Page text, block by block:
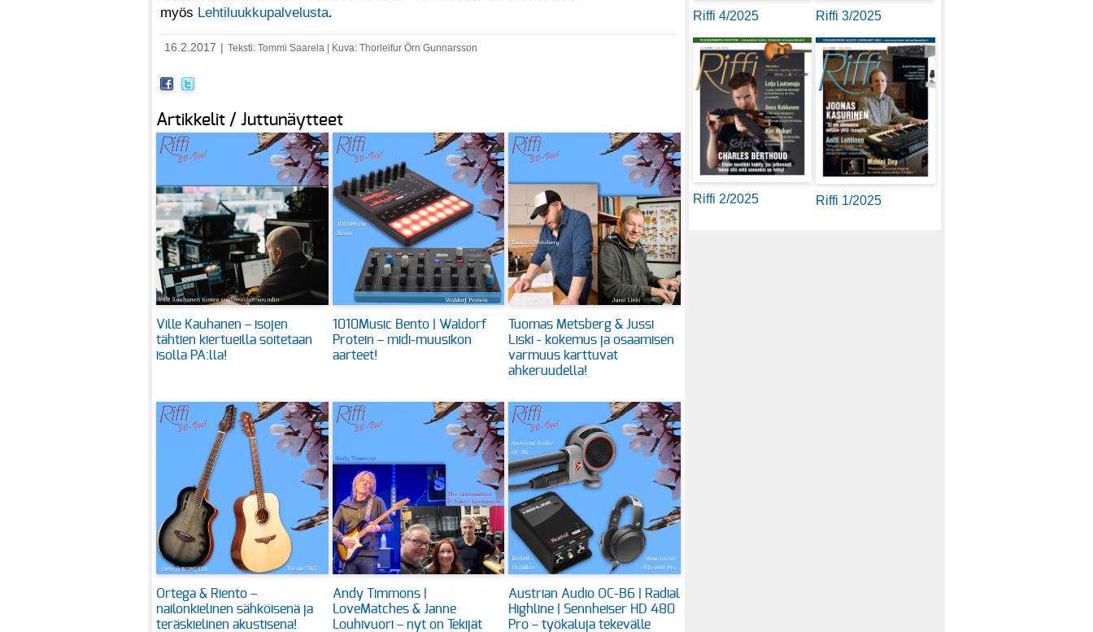
myös Lehtiluukkupalvelusta.
16.2.2017 Teksti: Tommi Saarela | Kuva: Thorleifur Örn Gunnarsson
Artikkelit / Juttunäytteet
Ville Kauhanen – isojen
tähtien kiertueilla soitetaan
isolla PA:lla!
1010Music Bento | Waldorf
Protein – midi-muusikon
aarteet!
Tuomas Metsberg & Jussi
Liski - kokemus ja osaamisen
varmuus karttuvat
ahkeruudella!
Ortega & Riento –
nailonkielinen sähköisenä ja
teräskielinen akustisena!
Andy Timmons |
LoveMatches & Janne
Louhivuori – nyt on Tekijät
Austrian Audio OC-B6 | Radial
Highline | Sennheiser HD 480
Pro – työkaluja tekevälle
Riffi 4/2025 Riffi 3/2025
Riffi 2/2025 Riffi 1/2025